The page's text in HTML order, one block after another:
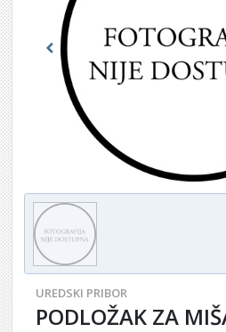
Previous
UREDSKI PRIBOR
PODLOŽAK ZA